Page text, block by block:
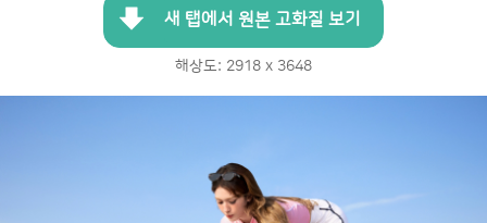
새 탭에서 원본 고화질 보기
해상도: 2918 x 3648